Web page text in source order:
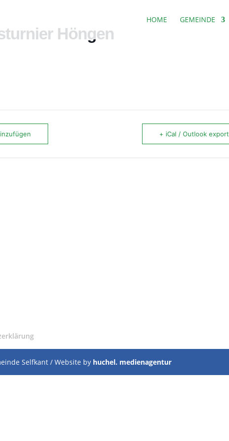
HOME GEMEINDE
Höngen
+ iCal / Outlook export
Selfkant / Website by huchel. medienagentur